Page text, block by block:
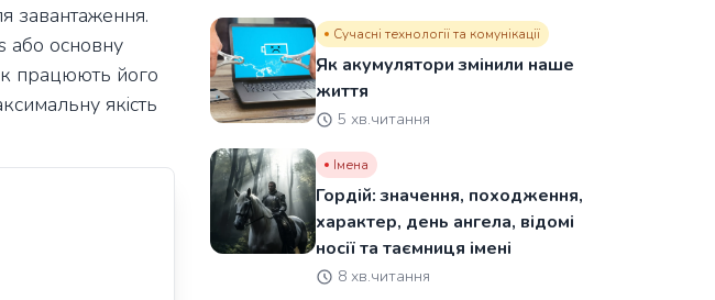
завантаження.
або основну
працюють його
якість
Сучасні технології та комунікації
Як акумулятори змінили наше
життя
5 хв.читання
Імена
Гордій: значення, походження,
характер, день ангела, відомі
носії та таємниця імені
8 хв.читання